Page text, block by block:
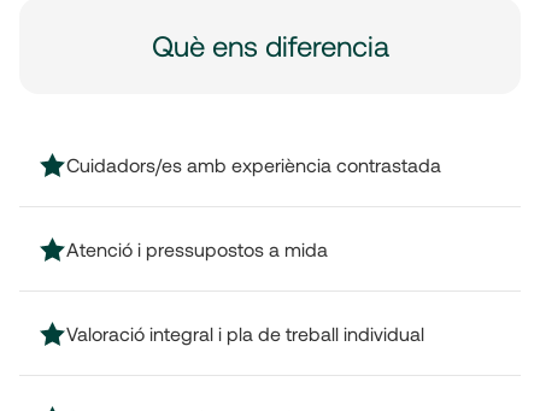
Què ens diferencia
Cuidadors/es amb experiència contrastada
Atenció i pressupostos a mida
Valoració integral i pla de treball individual